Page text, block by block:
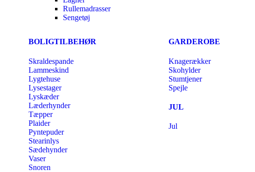
Rullemadrasser
Sengetøj
BOLIGTILBEHØR
Skraldespande
Lammeskind
Lygtehuse
Lysestager
Lyskæder
Læderhynder
Tæpper
Plaider
Pyntepuder
Stearinlys
Sædehynder
Vaser
Snoren
GARDEROBE
Knagerækker
Skohylder
Stumtjener
Spejle
JUL
Jul